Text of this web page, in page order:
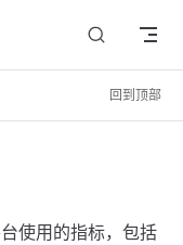
回到顶部
使用的指标，包括